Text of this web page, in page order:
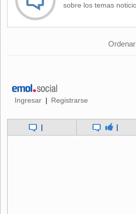
sobre los temas
Ingresar | Registrarse
| |